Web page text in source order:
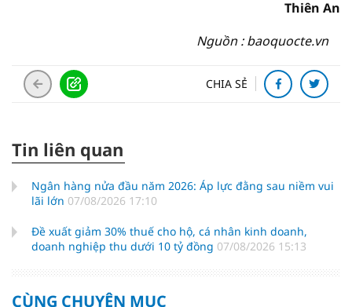
Thiên An
Nguồn : baoquocte.vn
CHIA SẺ
Tin liên quan
Ngân hàng nửa đầu năm 2026: Áp lực đằng sau niềm vui
lãi lớn 07/08/2026 17:10
Đề xuất giảm 30% thuế cho hộ, cá nhân kinh doanh,
doanh nghiệp thu dưới 10 tỷ đồng 07/08/2026 15:13
CÙNG CHUYÊN MỤC